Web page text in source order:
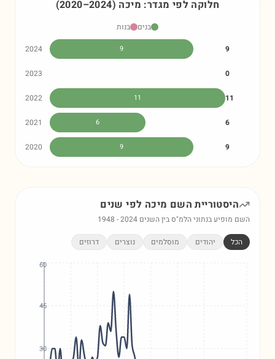
חלוקה לפי מגדר: מיכה (2020–2024)
בנים
בנות
2024
9 9
2023 0
2022 11 11
2021 6 6
2020 9 9
היסטוריית השם מיכה לפי שנים
השם מופיע בנתוני הלמ"ס בין השנים 1948 -2024
הכל יהודים מוסלמים נוצרים דרוזים
30
45
60